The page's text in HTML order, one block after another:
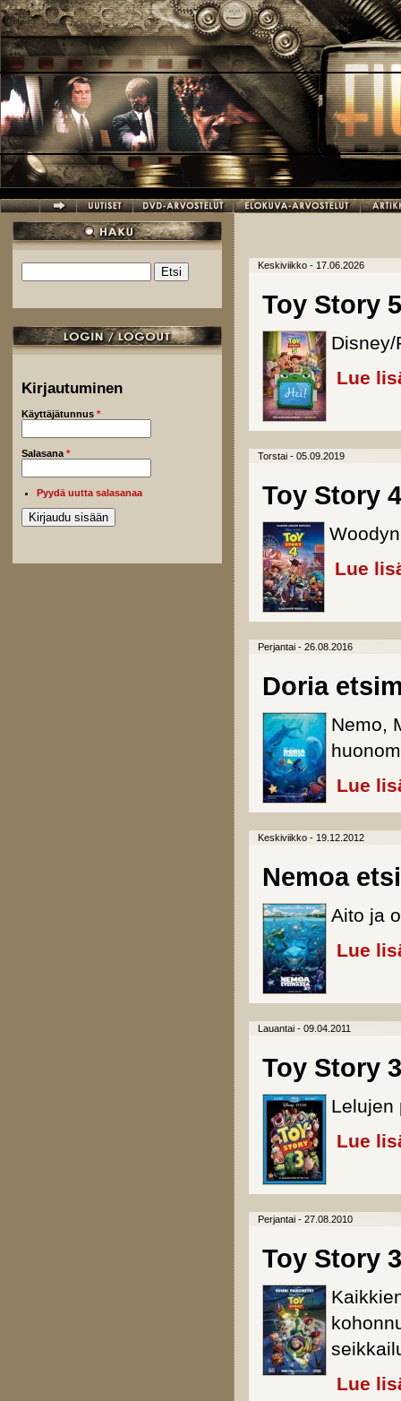
Hyppää pääsisältöön
Hakulomake
Kirjautuminen
Käyttäjätunnus *
Salasana *
Pyydä uutta salasanaa
Keskiviikko - 17.06.2026
Toy Story 5
Lue
Torstai - 05.09.2019
Toy Story 4
Lue
Perjantai - 26.08.2016
Doria
Nemo,
Lue
Keskiviikko - 19.12.2012
Nemoa
Aito ja
Lue
Lauantai - 09.04.2011
Toy Story
Lelujen
Lue
Perjantai - 27.08.2010
Toy Story 3
Lue